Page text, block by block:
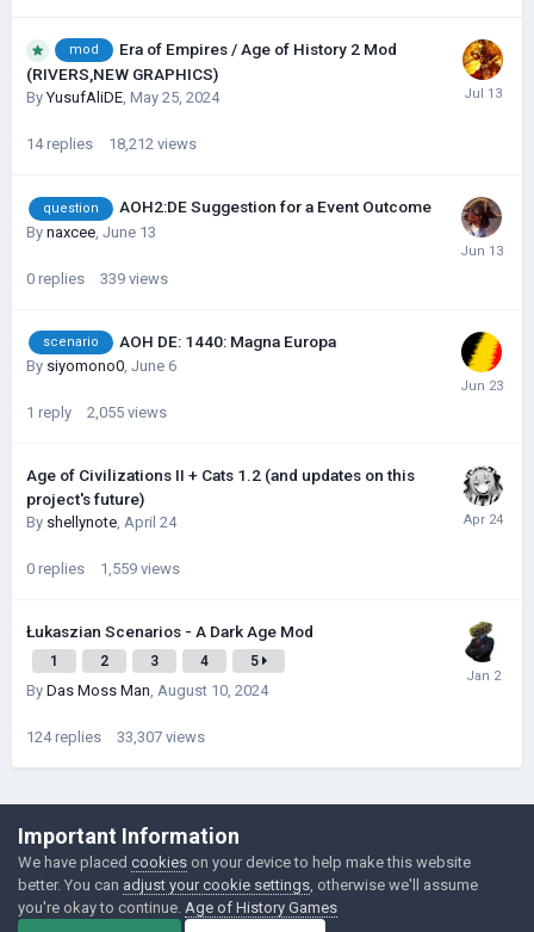
mod
Era of Empires / Age of History 2 Mod
(RIVERS,NEW GRAPHICS)
ByYusufAliDE, May 25, 2024
14 replies 18,212 views
question AOH2:DE Suggestion for a Event Outcome
By naxcee June 13
0 replies 339 views
scenario AOH DE: 1440: Magna Europa
By siyomono0, June 6
1 reply 2,055 views
Age of Civilizations II + Cats 1.2 (and updates on this
project's future)
By shellynote, April 24
0 replies 1,559 views
Łukaszian Scenarios - A Dark Age Mod
1 2 3 4 5
By Das Moss Man, August 10, 2024
124 replies 33,307 views
©Łukasz Jakowski Games
Powered by Invision Community
Important Information
We have placed cookies on your device to help make this website
better. You can adjust your cookie settings , otherwise we'll assume
you're okay to continue. Age of History Games